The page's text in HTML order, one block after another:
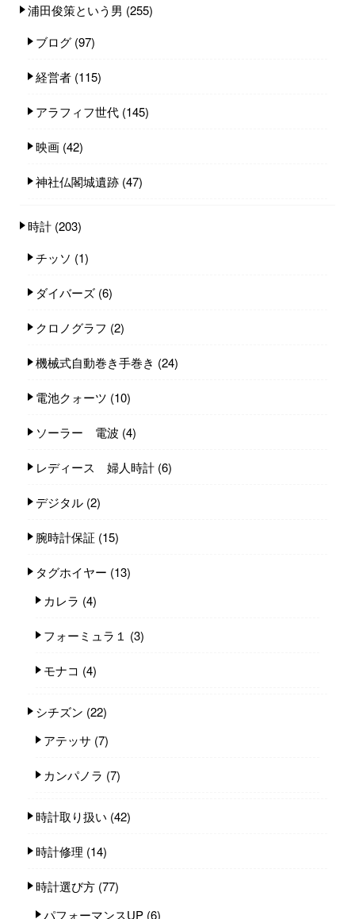
浦田俊策という男 (255)
ブログ (97)
経営者 (115)
アラフィフ世代 (145)
映画 (42)
神社仏閣城遺跡 (47)
時計 (203)
チッソ (1)
ダイバーズ (6)
クロノグラフ (2)
機械式自動巻き手巻き (24)
電池クォーツ (10)
ソーラー 電波 (4)
レディース 婦人時計 (6)
デジタル (2)
腕時計保証 (15)
タグホイヤー (13)
カレラ (4)
フォーミュラ１ (3)
モナコ (4)
シチズン (22)
アテッサ (7)
カンパノラ (7)
時計取り扱い (42)
時計修理 (14)
時計選び方 (77)
パフォーマンスUP (6)